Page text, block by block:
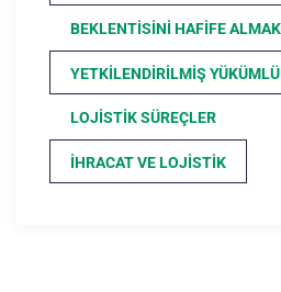
BEKLENTISINI HAFIFE ALMAK
YETKILENDIRILMIŞ
LOJISTIK SÜREÇLER
İHRACAT VE LOJISTIK